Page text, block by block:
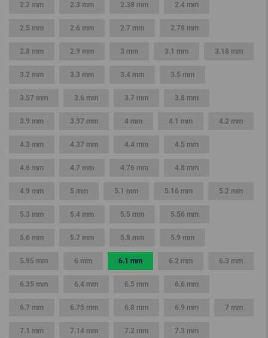
2.2 mm 2.3 mm 2.38 mm 2.4 mm
2.5 mm 2.6 mm 2.7 mm 2.78 mm
2.8 mm 2.9 mm 3 mm 3.1 mm 3.18 mm
3.2 mm 3.3 mm 3.4 mm 3.5 mm
3.57 mm 3.6 mm 3.7 mm 3.8 mm
3.9 mm 3.97 mm 4 mm 4.1 mm 4.2 mm
4.3 mm 4.37 mm 4.4 mm 4.5 mm
4.6 mm 4.7 mm 4.76 mm 4.8 mm
4.9 mm 5 mm 5.1 mm 5.16 mm 5.2 mm
5.3 mm 5.4 mm 5.5 mm 5.56 mm
5.6 mm 5.7 mm 5.8 mm 5.9 mm
5.95 mm 6 mm 6.1 mm 6.2 mm 6.3 mm
6.35 mm 6.4 mm 6.5 mm 6.6 mm
6.7 mm 6.75 mm 6.8 mm 6.9 mm 7 mm
7.1 mm 7.14 mm 7.2 mm 7.3 mm